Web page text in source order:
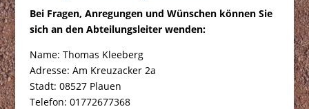
Bei Fragen, Anregungen und Wünschen können Sie
sich an den Abteilungsleiter wenden:
Name: Thomas Kleeberg
Adresse: Am Kreuzacker 2a
Stadt: 08527 Plauen
Telefon: 01772677368